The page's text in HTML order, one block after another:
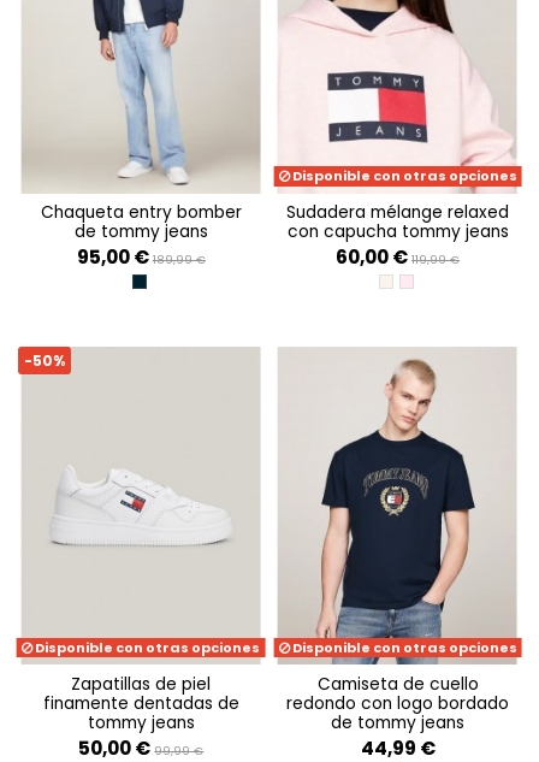
chaqueta entry bomber
de tommy jeans
95,00 € 189,99 €
DARK NIGHT NAVY
Disponible con otras opciones
sudadera mélange relaxed
con capucha tommy jeans
60,00 € 119,99 €
ANCIENT WHITE
BALLET PINK
-50%
Disponible con otras opciones
zapatillas de piel
finamente dentadas de
tommy jeans
50,00 € 99,99 €
Disponible con otras opciones
camiseta de cuello
redondo con logo bordado
de tommy jeans
44,99 €